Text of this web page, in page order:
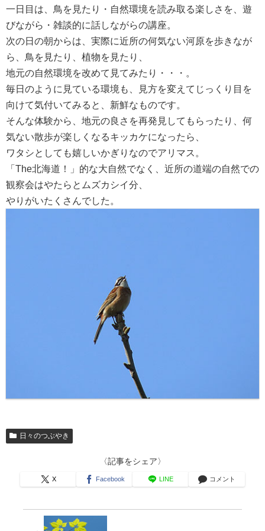
一日目は、鳥を見たり・自然環境を読み取る楽しさを、遊
びながら・雑談的に話しながらの講座。
次の日の朝からは、実際に近所の何気ない河原を歩きなが
ら、鳥を見たり、植物を見たり、
地元の自然環境を改めて見てみたり・・・。
毎日のように見ている環境も、見方を変えてじっくり目を
向けて気付いてみると、新鮮なものです。
そんな体験から、地元の良さを再発見してもらったり、何
気ない散歩が楽しくなるキッカケになったら、
ワタシとしても嬉しいかぎりなのでアリマス。
「The北海道！」的な大自然でなく、近所の道端の自然での
観察会はやたらとムズカシイ分、
やりがいたくさんでした。
日々のつぶやき
〈記事をシェア〉
X Facebook LINE コメント